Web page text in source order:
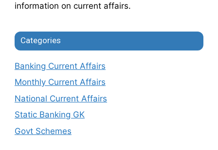
information on current affairs.
Categories
Banking Current Affairs
Monthly Current Affairs
National Current Affairs
Static Banking GK
Govt Schemes